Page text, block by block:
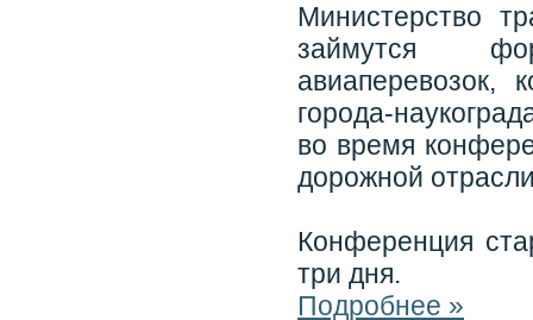
Министерство
займутся
авиаперевозок,
города-
во время
дорожной
Конференция
три дня.
Подробнее »